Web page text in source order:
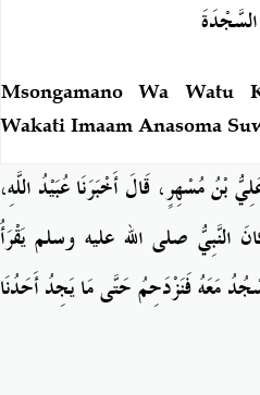
السَّجْدَةَ
Msongamano Wa Watu
Wakati Imaam Anasoma
بْنُ مُسْهِرٍ، قَالَ أَخْبَرَنَا عُبَيْدُ اللَّهِ،
صلى الله عليه وسلم يَقْرَأُ
مَعَهُ فَنَزْدَحِمُ حَتَّى مَا يَجِدُ أَحَدُنَا